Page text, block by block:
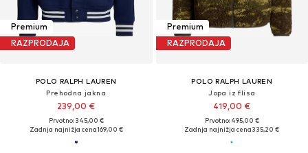
Premium
RAZPRODAJA
POLO RALPH LAUREN
Prehodna jakna
239,00 €
Prvotno: 345,00 €
Zadnja najnižja cena169,00 €
Premium
RAZPRODAJA
POLO RALPH LAUREN
Jopa iz flisa
419,00 €
Prvotno: 495,00 €
Zadnja najnižja cena335,20 €